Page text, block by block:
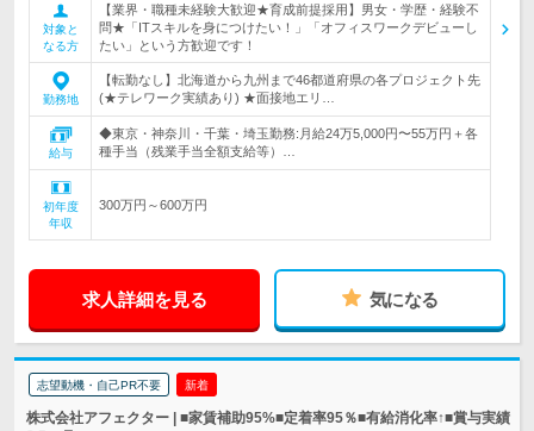
対象と
なる方
【業界・職種未経験大歓迎★育成前提採用】男女・学歴・経験不
問★「ITスキルを身につけたい！」「オフィスワークデビューし
たい」という方歓迎です！
勤務地
【転勤なし】北海道から九州まで46都道府県の各プロジェクト先
(★テレワーク実績あり) ★面接地エリ…
給与
◆東京・神奈川・千葉・埼玉勤務:月給24万5,000円〜55万円＋各
種手当（残業手当全額支給等）…
初年度
年収
300万円～600万円
求人詳細を見る 気になる
志望動機・自己PR不要 新着
株式会社アフェクター | ■家賃補助95%■定着率95％■有給消化率↑■賞与実績